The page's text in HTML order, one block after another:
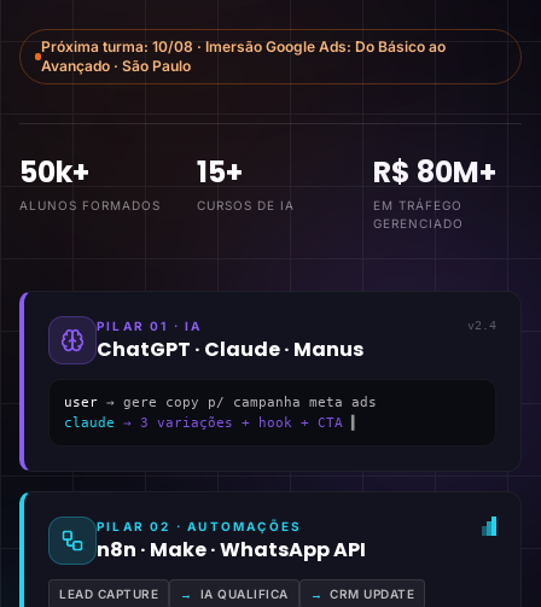
Próxima turma: 10/08 · Imersão Google Ads: Do Básico ao
Avançado · São Paulo
50k+
ALUNOS FORMADOS
15+
CURSOS DE IA
R$ 80M+
EM TRÁFEGO
GERENCIADO
PILAR 01 · IA
ChatGPT · Claude · Manus
v2.4
user → gere copy p/ campanha meta ads
claude → 3 variações + hook + CTA
PILAR 02 · AUTOMAÇÕES
n8n · Make · WhatsApp API
LEAD CAPTURE → IA QUALIFICA → CRM UPDATE